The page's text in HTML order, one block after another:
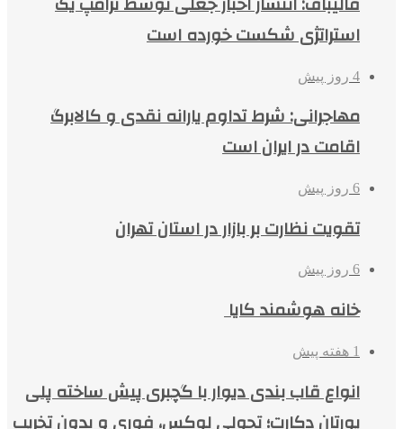
استراتژی شکست خورده است
4 روز پیش
مهاجرانی: شرط تداوم یارانه نقدی و کالابرگ
اقامت در ایران است
6 روز پیش
تقویت نظارت بر بازار در استان تهران
6 روز پیش
خانه هوشمند کایا
1 هفته پیش
انواع قاب بندی دیوار با گچبری پیش ساخته پلی
یورتان دکارت؛ تحولی لوکس، فوری و بدون تخریب